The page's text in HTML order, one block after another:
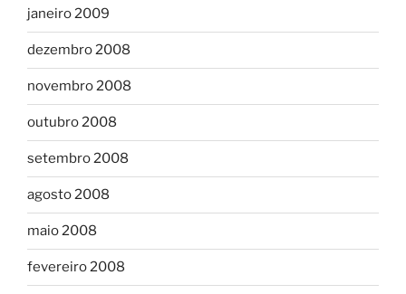
janeiro 2009
dezembro 2008
novembro 2008
outubro 2008
setembro 2008
agosto 2008
maio 2008
fevereiro 2008